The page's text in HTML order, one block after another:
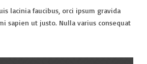
lacinia faucibus, orci ipsum gravida
sapien ut justo. Nulla varius consequat